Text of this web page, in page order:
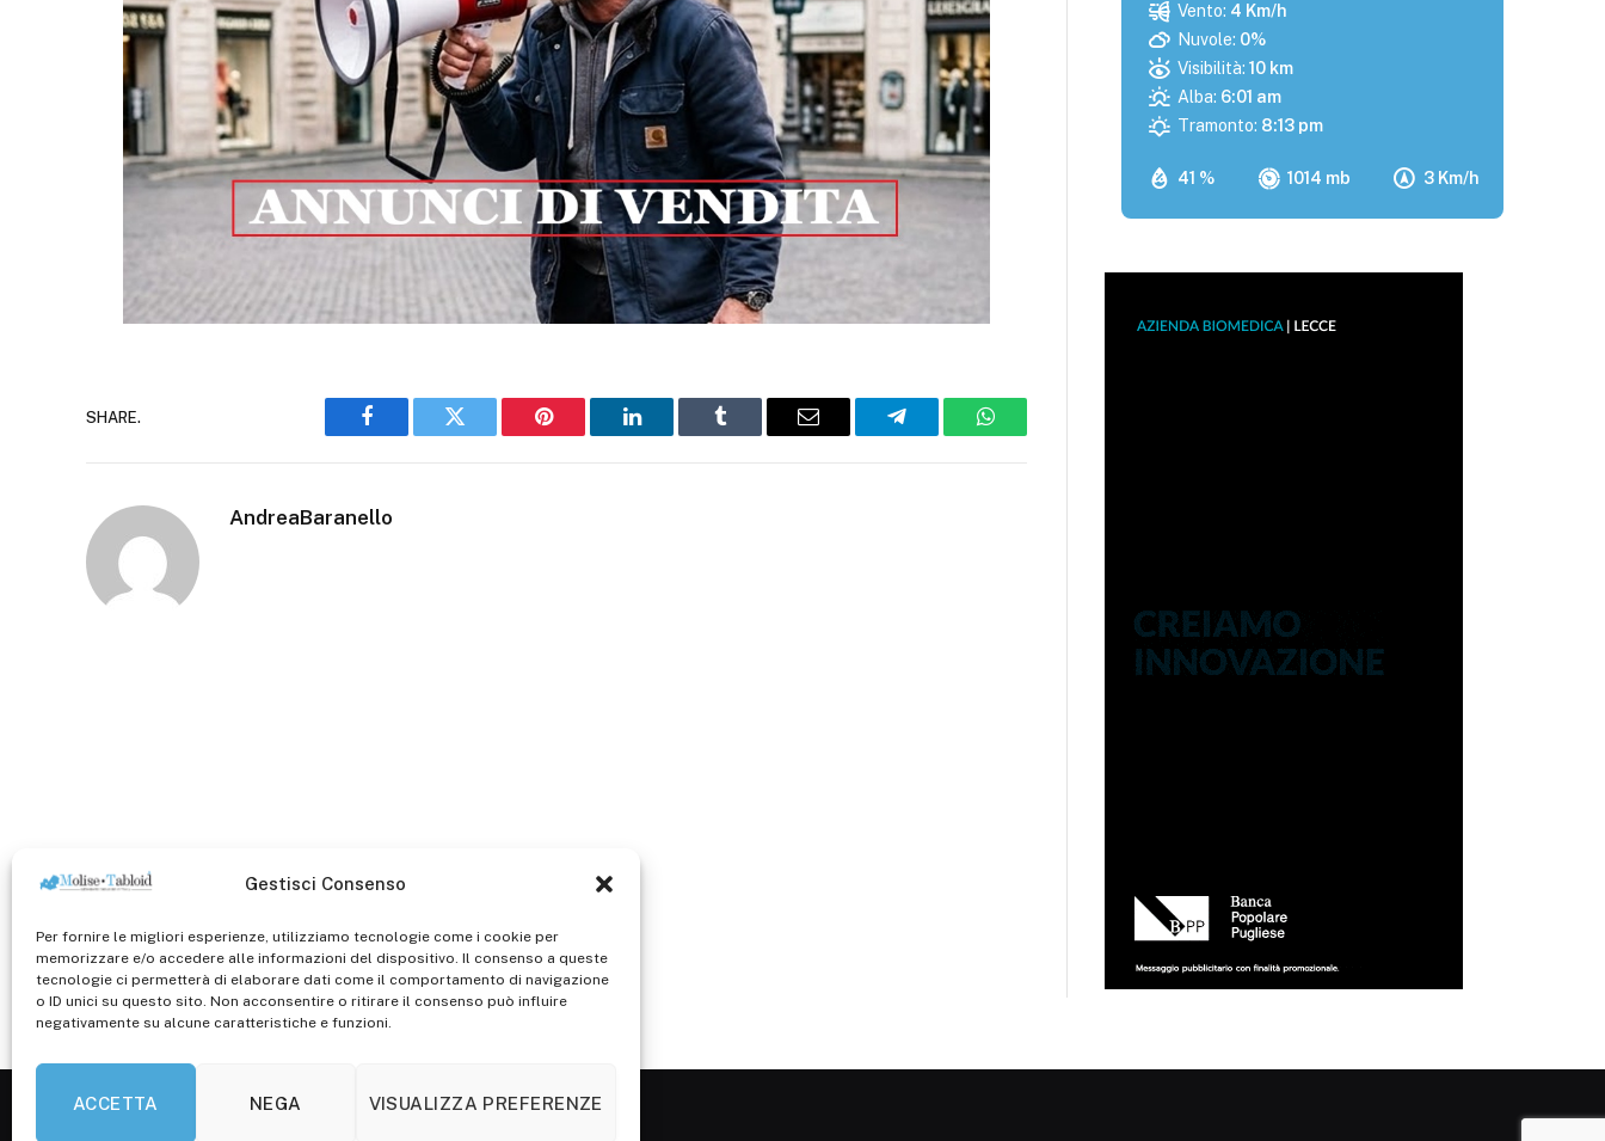
Gestisci Consenso
Per fornire le migliori esperienze, utilizziamo tecnologie come i cookie per
memorizzare e/o accedere alle informazioni del dispositivo. Il consenso a queste
tecnologie ci permetterà di elaborare dati come il comportamento di navigazione
o ID unici su questo sito. Non acconsentire o ritirare il consenso può influire
negativamente su alcune caratteristiche e funzioni.
ACCETTA NEGA VISUALIZZA PREFERENZE
SHARE.
Facebook Twitter Pinterest LinkedIn Tumblr Email Telegram WhatsApp
AndreaBaranello
41 % 1014 mb 3 Km/h
Vento: 4 Km/h
Nuvole: 0%
Visibilità: 10 km
Alba: 6:01 am
Tramonto: 8:13 pm